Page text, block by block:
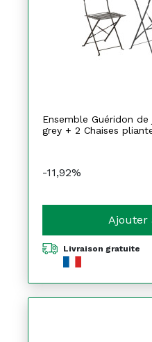
Ensemble Guéridon
grey + 2 Chaises
-11,92%
Ajouter
Livraison gratuite